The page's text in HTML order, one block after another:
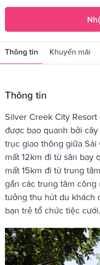
Thông tin Khuyến mãi
Thông tin
Silver Creek City
được bao quanh bởi
trục giao thông giữa
mất 12km đi từ sân bay
mất 15km đi từ trung
gần các trung tâm
tưởng thu hút du khách
bạn trẻ tổ chức tiệc cưới.